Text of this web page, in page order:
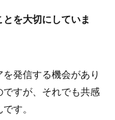
を大切にしていま
発信する機会があり
すが、それでも共感
す。